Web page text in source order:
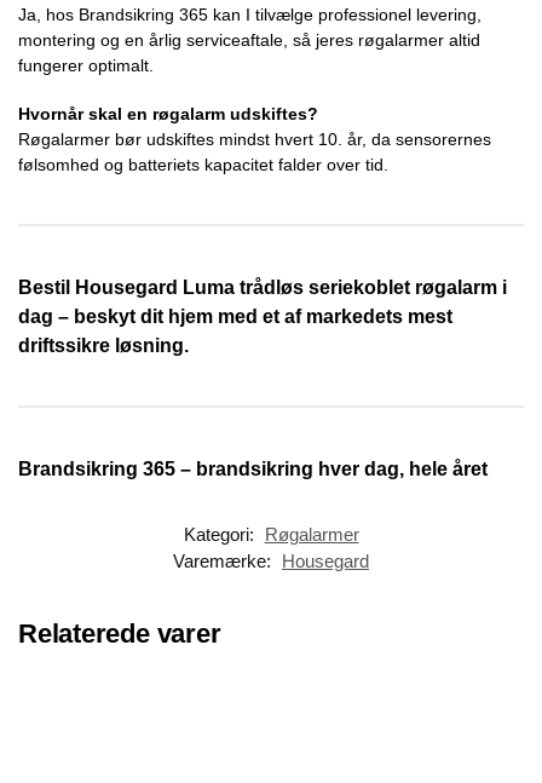
Ja, hos Brandsikring 365 kan I tilvælge professionel levering,
montering og en årlig serviceaftale, så jeres røgalarmer altid
fungerer optimalt.
Hvornår skal en røgalarm udskiftes?
Røgalarmer bør udskiftes mindst hvert 10. år, da sensorernes
følsomhed og batteriets kapacitet falder over tid.
Bestil Housegard Luma trådløs seriekoblet røgalarm i
dag – beskyt dit hjem med et af markedets mest
driftssikre løsning.
Brandsikring 365 – brandsikring hver dag, hele året
Kategori:
Røgalarmer
Varemærke:
Housegard
Relaterede varer